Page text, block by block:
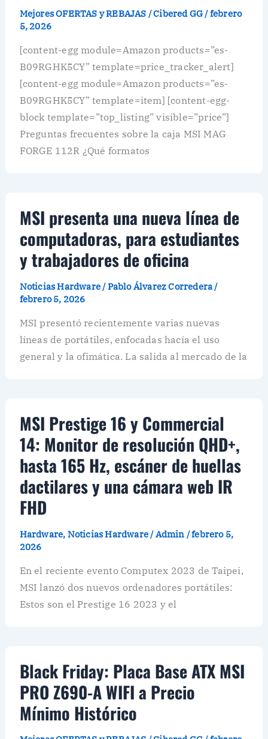
Mejores OFERTAS y REBAJAS /Cibered GG/febrero
5, 2026
[content-egg module=Amazon products=”es-
B09RGHK5CY” template=price_tracker_alert]
[content-egg module=Amazon products=”es-
B09RGHK5CY” template=item] [content-egg-
block template=”top_listing” visible=”price”]
Preguntas frecuentes sobre la caja MSI MAG
FORGE 112R ¿Qué formatos
MSI presenta una nueva línea de
computadoras, para estudiantes
y trabajadores de oficina
Noticias Hardware /Pablo Álvarez Corredera/
febrero 5, 2026
MSI presentó recientemente varias nuevas
líneas de portátiles, enfocadas hacía el uso
general y la ofimática. La salida al mercado de la
MSI Prestige 16 y Commercial
14: Monitor de resolución QHD+,
hasta 165 Hz, escáner de huellas
dactilares y una cámara web IR
FHD
Hardware, Noticias Hardware /Admin /febrero 5,
2026
En el reciente evento Computex 2023 de Taipei,
MSI lanzó dos nuevos ordenadores portátiles:
Estos son el Prestige 16 2023 y el
Black Friday: Placa Base ATX MSI
PRO Z690-A WIFI a Precio
Mínimo Histórico